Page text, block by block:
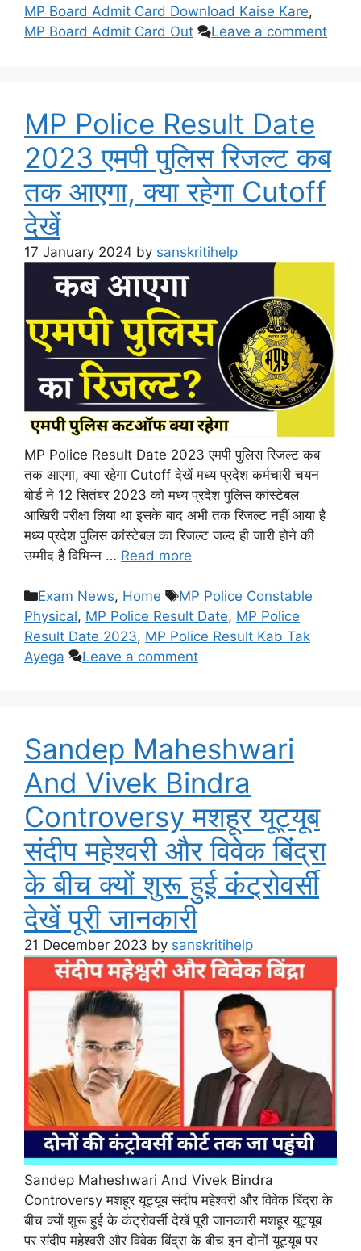
MP Board Admit Card Download Kaise Kare,
MP Board Admit Card Out
Leave a comment
MP Police Result Date
2023 एमपी पुलिस रिजल्ट कब
तक आएगा, क्या रहेगा Cutoff
देखें
17 January 2024 by sanskritihelp
MP Police Result Date 2023 एमपी पुलिस रिजल्ट कब
तक आएगा, क्या रहेगा Cutoff देखें मध्य प्रदेश कर्मचारी चयन
बोर्ड ने 12 सितंबर 2023 को मध्य प्रदेश पुलिस कांस्टेबल
आखिरी परीक्षा लिया था इसके बाद अभी तक रिजल्ट नहीं आया है
मध्य प्रदेश पुलिस कांस्टेबल का रिजल्ट जल्द ही जारी होने की
उम्मीद है विभिन्न … Read more
Categories
Exam News, Home Tags
MP Police Constable
Physical, MP Police Result Date, MP Police
Result Date 2023, MP Police Result Kab Tak
Ayega
Leave a comment
Sandep Maheshwari
And Vivek Bindra
Controversy मशहूर यूट्यूब
संदीप महेश्वरी और विवेक बिंद्रा
के बीच क्यों शुरू हुई कंट्रोवर्सी
देखें पूरी जानकारी
21 December 2023 by sanskritihelp
Sandep Maheshwari And Vivek Bindra
Controversy मशहूर यूट्यूब संदीप महेश्वरी और विवेक बिंद्रा के
बीच क्यों शुरू हुई के कंट्रोवर्सी देखें पूरी जानकारी मशहूर यूट्यूब
पर संदीप महेश्वरी और विवेक बिंद्रा के बीच इन दोनों यूट्यूब पर